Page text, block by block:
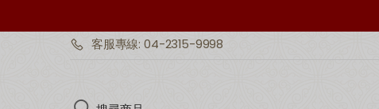
客服專線: 04-2315-9998
Search